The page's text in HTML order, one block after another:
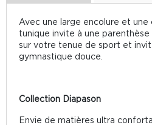
Avec une large encolure et
tunique invite à une parenthèse
sur votre tenue de sport et
gymnastique douce.
Collection Diapason
Envie de matières ultra